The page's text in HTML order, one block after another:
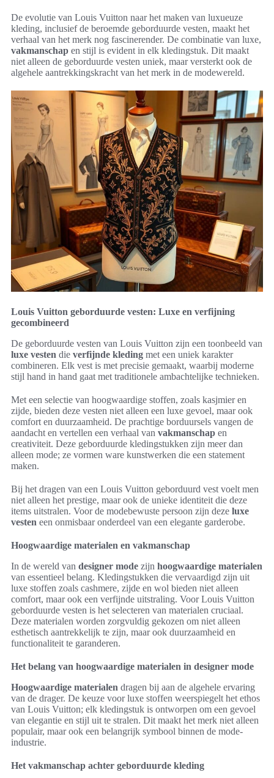
De evolutie van Louis Vuitton naar het maken van luxueuze
kleding, inclusief de beroemde geborduurde vesten, maakt het
verhaal van het merk nog fascinerender. De combinatie van luxe,
vakmanschap en stijl is evident in elk kledingstuk. Dit maakt
niet alleen de geborduurde vesten uniek, maar versterkt ook de
algehele aantrekkingskracht van het merk in de modewereld.
Louis Vuitton geborduurde vesten: Luxe en verfijning
gecombineerd
De geborduurde vesten van Louis Vuitton zijn een toonbeeld van
luxe vesten die verfijnde kleding met een uniek karakter
combineren. Elk vest is met precisie gemaakt, waarbij moderne
stijl hand in hand gaat met traditionele ambachtelijke technieken.
Met een selectie van hoogwaardige stoffen, zoals kasjmier en
zijde, bieden deze vesten niet alleen een luxe gevoel, maar ook
comfort en duurzaamheid. De prachtige borduursels vangen de
aandacht en vertellen een verhaal van vakmanschap en
creativiteit. Deze geborduurde kledingstukken zijn meer dan
alleen mode; ze vormen ware kunstwerken die een statement
maken.
Bij het dragen van een Louis Vuitton geborduurd vest voelt men
niet alleen het prestige, maar ook de unieke identiteit die deze
items uitstralen. Voor de modebewuste persoon zijn deze luxe
vesten een onmisbaar onderdeel van een elegante garderobe.
Hoogwaardige materialen en vakmanschap
In de wereld van designer mode zijn hoogwaardige materialen
van essentieel belang. Kledingstukken die vervaardigd zijn uit
luxe stoffen zoals cashmere, zijde en wol bieden niet alleen
comfort, maar ook een verfijnde uitstraling. Voor Louis Vuitton
geborduurde vesten is het selecteren van materialen cruciaal.
Deze materialen worden zorgvuldig gekozen om niet alleen
esthetisch aantrekkelijk te zijn, maar ook duurzaamheid en
functionaliteit te garanderen.
Het belang van hoogwaardige materialen in designer mode
Hoogwaardige materialen dragen bij aan de algehele ervaring
van de drager. De keuze voor luxe stoffen weerspiegelt het ethos
van Louis Vuitton; elk kledingstuk is ontworpen om een gevoel
van elegantie en stijl uit te stralen. Dit maakt het merk niet alleen
populair, maar ook een belangrijk symbool binnen de mode-
industrie.
Het vakmanschap achter geborduurde kleding